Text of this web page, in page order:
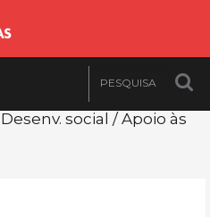
social / Apoio às